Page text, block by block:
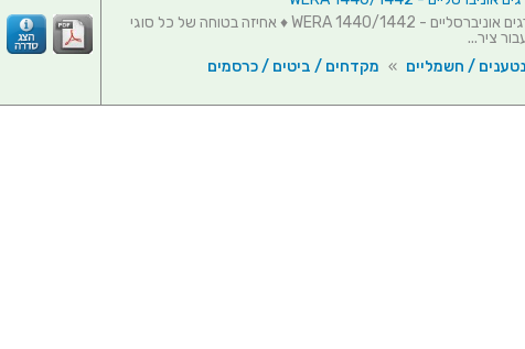
סט תופסי ברגים אוניברסליים - WERA 1440/1442 ♦ אחיזה בטוחה של כל סוגי
ציר...
/ חשמליים » מקדחים / ביטים / כרסמים